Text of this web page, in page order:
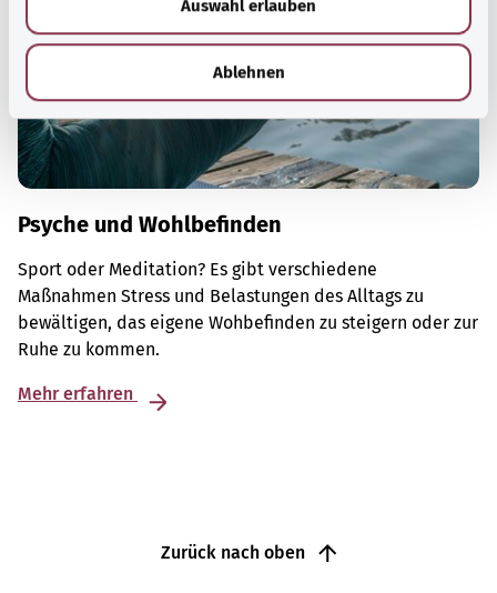
Auswahl erlauben
Ablehnen
Psyche und Wohlbefinden
Sport oder Meditation? Es gibt verschiedene
Maßnahmen Stress und Belastungen des Alltags zu
bewältigen, das eigene Wohbefinden zu steigern oder zur
Ruhe zu kommen.
Mehr erfahren
Zurück nach oben